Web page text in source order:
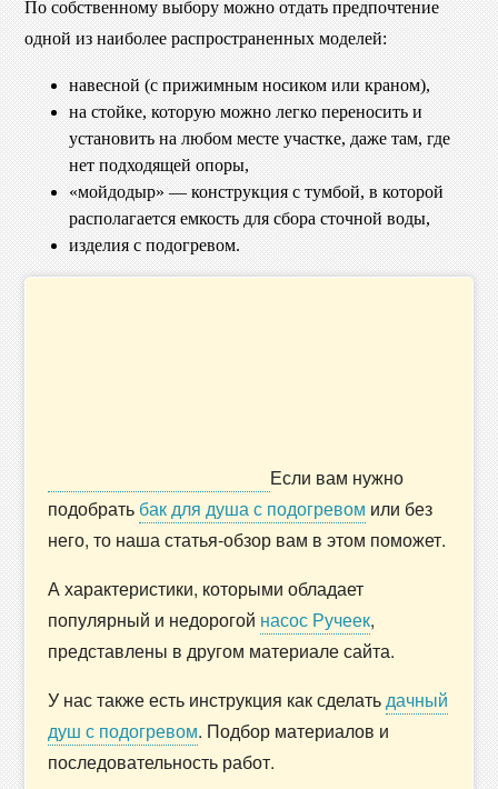
По собственному выбору можно отдать предпочтение
одной из наиболее распространенных моделей:
навесной (с прижимным носиком или краном),
на стойке, которую можно легко переносить и
установить на любом месте участке, даже там, где
нет подходящей опоры,
«мойдодыр» — конструкция с тумбой, в которой
располагается емкость для сбора сточной воды,
изделия с подогревом.
Если вам нужно
подобрать бак для душа с подогревом или без
него, то наша статья-обзор вам в этом поможет.
А характеристики, которыми обладает
популярный и недорогой насос Ручеек,
представлены в другом материале сайта.
У нас также есть инструкция как сделатьдачный
душ с подогревом. Подбор материалов и
последовательность работ.